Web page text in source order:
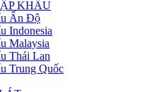
KHẨU
Ấn Độ
Indonesia
Malaysia
Thái Lan
Trung Quốc